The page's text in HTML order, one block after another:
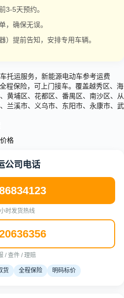
3-5天预约。
，确保无误。
）提前告知，安排专用车辆。
托运服务，新能源电动车参考运费
程保险，可上门接车。覆盖越秀区、海
黄埔区、花都区、番禺区、南沙区、从
兰溪市、义乌市、东阳市、永康市、武
格
公司电话
时发货热线
/ 查件 / 理赔
货 全程保险 明码标价